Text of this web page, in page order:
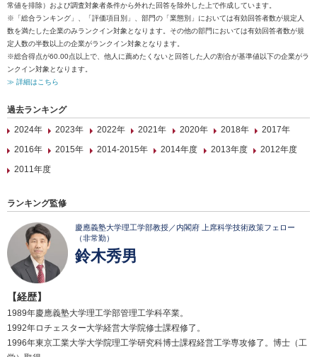
常値を排除）および調査対象者条件から外れた回答を除外した上で作成しています。
※「総合ランキング」、「評価項目別」、部門の「業態別」においては有効回答者数が規定人
数を満たした企業のみランクイン対象となります。その他の部門においては有効回答者数が規
定人数の半数以上の企業がランクイン対象となります。
※総合得点が60.00点以上で、他人に薦めたくないと回答した人の割合が基準値以下の企業がラ
ンクイン対象となります。
≫ 詳細はこちら
過去ランキング
2024年
2023年 2022年 2021年 2020年 2018年
2017年
2016年
2015年 2014-2015年 2014年度 2013年度
2012年度
2011年度
ランキング監修
慶應義塾大学理工学部教授／内閣府 上席科学技術政策フェロー
（非常勤）
鈴木秀男
【経歴】
1989年慶應義塾大学理工学部管理工学科卒業。
1992年ロチェスター大学経営大学院修士課程修了。
1996年東京工業大学大学院理工学研究科博士課程経営工学専攻修了。博士（工